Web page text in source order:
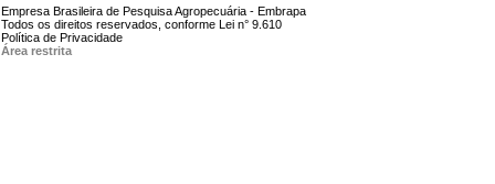
Empresa Brasileira de Pesquisa Agropecuária - Embrapa
Todos os direitos reservados, conforme Lei n° 9.610
Política de Privacidade
Área restrita